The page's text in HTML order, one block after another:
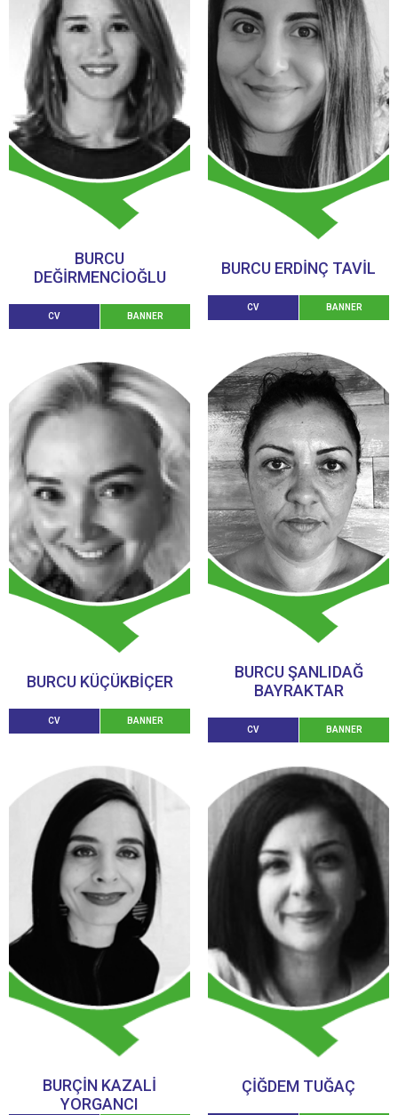
BURCU
DEĞİRMENCİOĞLU
CV BANNER
BURCU ERDİNÇ TAVİL
CV BANNER
BURCU KÜÇÜKBİÇER
CV BANNER
BURCU ŞANLIDAĞ
BAYRAKTAR
CV BANNER
BURÇİN KAZALİ
YORGANCI
ÇİĞDEM TUĞAÇ